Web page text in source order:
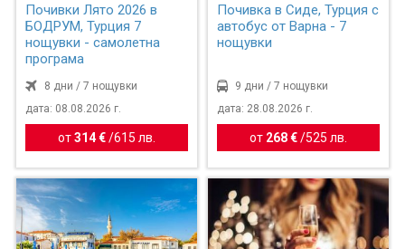
Почивки Лято 2026 в
БОДРУМ, Турция 7
нощувки - самолетна
програма
8 дни / 7 нощувки
дата: 08.08.2026 г.
от314 € /615 лв.
Почивка в Сиде, Турция с
автобус от Варна - 7
нощувки
9 дни / 7 нощувки
дата: 28.08.2026 г.
от 268 €/525 лв.